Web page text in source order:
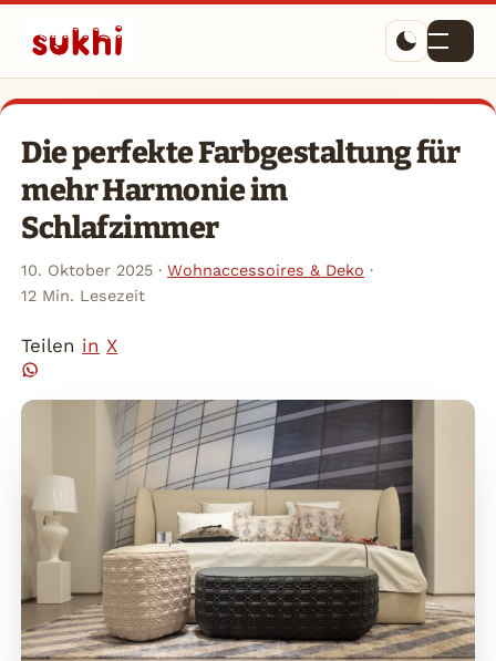
Menü
Die perfekte Farbgestaltung für
mehr Harmonie im
Schlafzimmer
10. Oktober 2025 ·Wohnaccessoires & Deko ·
12 Min. Lesezeit
Teilen in X